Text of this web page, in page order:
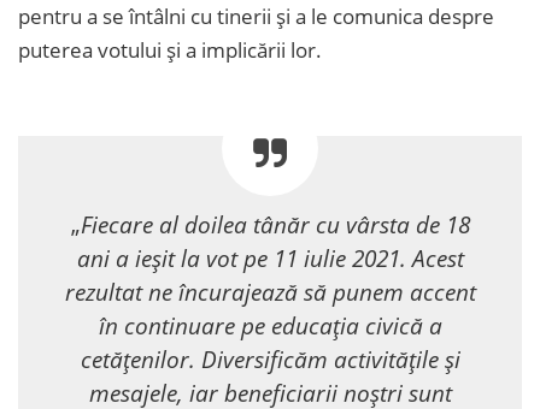
pentru a se întâlni cu tinerii și a le comunica despre
puterea votului și a implicării lor.
„Fiecare al doilea tânăr cu vârsta de 18
ani a ieșit la vot pe 11 iulie 2021. Acest
rezultat ne încurajează să punem accent
în continuare pe educația civică a
cetățenilor. Diversificăm activitățile și
mesajele, iar beneficiarii noștri sunt